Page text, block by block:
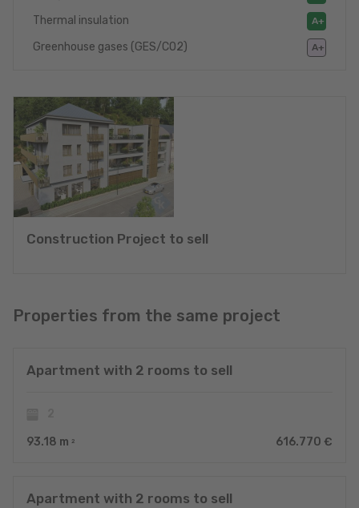
Thermal insulation
A+
Greenhouse gases (GES/CO2) A+
Construction Project to sell
Properties from the same project
Apartment with 2 rooms to sell
93.18 m 2 616.770 €
Apartment with 2 rooms to sell